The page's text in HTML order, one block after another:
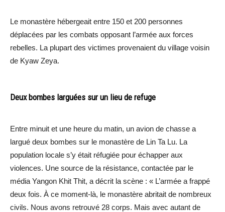
Le monastère hébergeait entre 150 et 200 personnes
déplacées par les combats opposant l’armée aux forces
rebelles. La plupart des victimes provenaient du village voisin
de Kyaw Zeya.
Deux bombes larguées sur un lieu de refuge
Entre minuit et une heure du matin, un avion de chasse a
largué deux bombes sur le monastère de Lin Ta Lu. La
population locale s’y était réfugiée pour échapper aux
violences. Une source de la résistance, contactée par le
média Yangon Khit Thit, a décrit la scène : « L’armée a frappé
deux fois. À ce moment-là, le monastère abritait de nombreux
civils. Nous avons retrouvé 28 corps. Mais avec autant de